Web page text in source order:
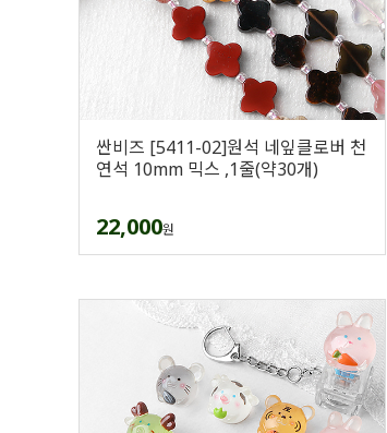
싼비즈 [5411-02]원석 네잎클로버 천
연석 10mm 믹스 ,1줄(약30개)
22,000원